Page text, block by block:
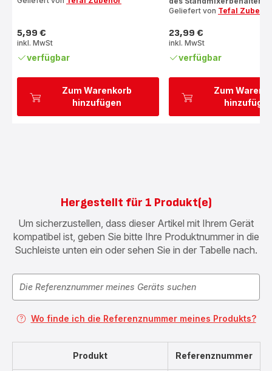
Zum Warenkorb
hinzufügen
Sternen
Preis
5,99 €
inkl. MwSt
verfügbar
Zum
5
Sternen
Geliefert von Tefal
Preis
23,99 €
inkl. MwSt
verfügbar
Hergestellt für 1 Produkt(e)
Um sicherzustellen, dass dieser Artikel mit Ihrem Gerät
kompatibel ist, geben Sie bitte Ihre Produktnummer in die
Suchleiste unten ein oder sehen Sie in der Tabelle nach.
Wo finde ich die Referenznummer meines Produkts?
Produkt Referenznummer